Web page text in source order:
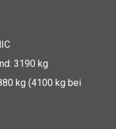
3190 kg
kg (4100 kg bei